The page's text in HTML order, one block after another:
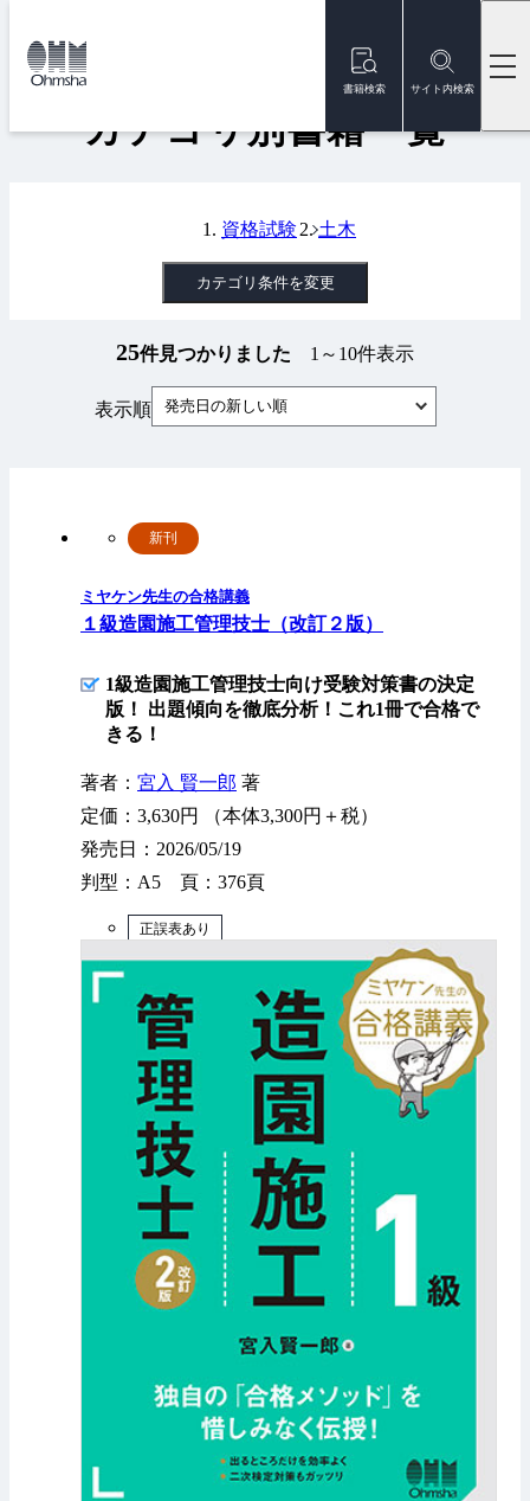
書籍検索 サイト内検索
トップ
カテゴリ別書籍一覧
資格試験 土木
カテゴリ条件を変更
25件見つかりました 1～10件表示
表示順 発売日の新しい順
ミヤケン先生の合格講義
１級造園施工管理技士（改訂２版）
新刊
1級造園施工管理技士向け受験対策書の決定
版！ 出題傾向を徹底分析！これ1冊で合格で
きる！
著者： 宮入 賢一郎 著
定価：3,630円 （本体3,300円＋税）
発売日：2026/05/19
判型：A5 頁：376頁
正誤表あり